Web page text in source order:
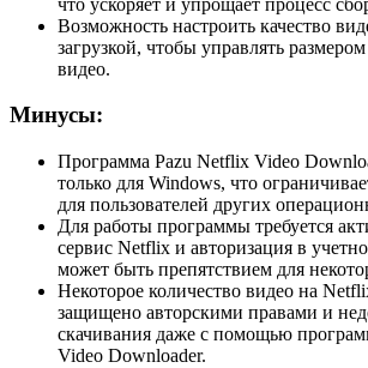
Возможность настроить качество
загрузкой, чтобы управлять
видео.
Минусы:
Программа Pazu Netflix Video
только для Windows, что
для пользователей других
Для работы программы требуется
сервис Netflix и авторизация в
может быть препятствием для
Некоторое количество видео на
защищено авторскими правами и
скачивания даже с помощью
Video Downloader.